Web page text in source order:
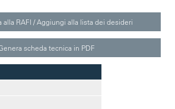
alla RAFI / Aggiungi alla lista dei desideri
scheda tecnica in PDF